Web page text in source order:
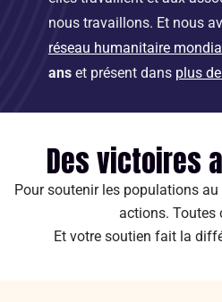
nous travaillons. Et nous
réseau humanitaire mondial
ans et présent dans plus
Des victoires
Pour soutenir les populations au
actions. Toutes
Et votre soutien fait la